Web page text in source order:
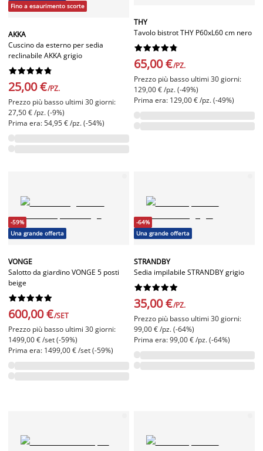
Fino a esaurimento scorte
AKKA
Cuscino da esterno per sedia
reclinabile AKKA grigio






25,00 €/PZ.
Prezzo più basso ultimi 30 giorni:
27,50 € /pz. (-9%)
Prima era: 54,95 € /pz. (-54%)
THY
Tavolo bistrot THY P60xL60 cm nero






65,00 €/PZ.
Prezzo più basso ultimi 30 giorni:
129,00 € /pz. (-49%)
Prima era: 129,00 € /pz. (-49%)
-59%
Una grande offerta
VONGE
Salotto da giardino VONGE 5 posti
beige






600,00 €/SET
Prezzo più basso ultimi 30 giorni:
1499,00 € /set (-59%)
Prima era: 1499,00 € /set (-59%)
-64%
Una grande offerta
STRANDBY
Sedia impilabile STRANDBY grigio






35,00 €/PZ.
Prezzo più basso ultimi 30 giorni:
99,00 € /pz. (-64%)
Prima era: 99,00 € /pz. (-64%)